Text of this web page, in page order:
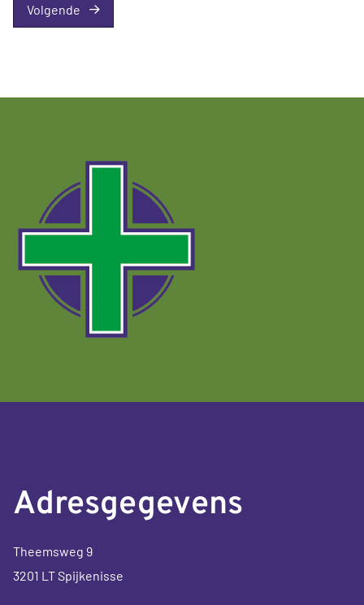
Volgende
Adresgegevens
Theemsweg 9
3201 LT Spijkenisse